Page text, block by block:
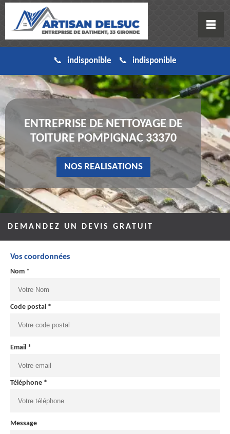
indisponible indisponible
ENTREPRISE DE NETTOYAGE DE
TOITURE POMPIGNAC 33370
NOS REALISATIONS
DEMANDEZ UN DEVIS GRATUIT
Vos coordonnées
Nom *
Code postal *
Email *
Téléphone *
Message